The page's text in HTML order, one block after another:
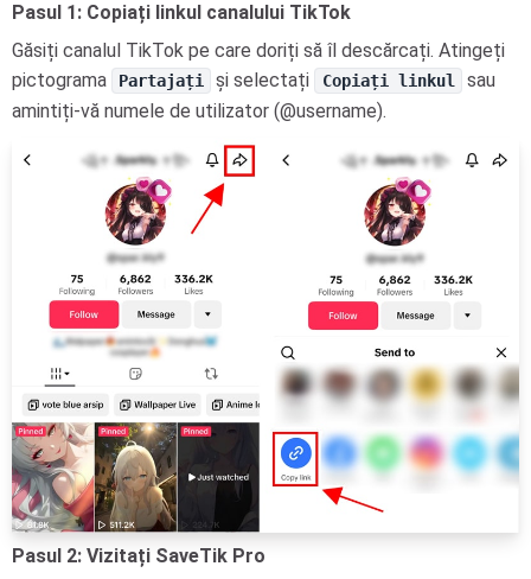
Pasul 1: Copiați linkul canalului TikTok
Găsiți canalul TikTok pe care doriți să îl descărcați. Atingeți
pictograma
Partajați și selectați Copiați linkul
sau
amintiți-vă numele de utilizator (@username).
Pasul 2: Vizitați SaveTik Pro